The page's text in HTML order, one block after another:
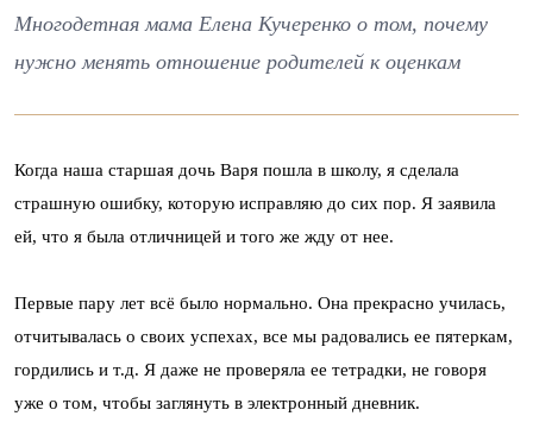
Многодетная мама Елена Кучеренко о том, почему
нужно менять отношение родителей к оценкам
Когда наша старшая дочь Варя пошла в школу, я сделала
страшную ошибку, которую исправляю до сих пор. Я заявила
ей, что я была отличницей и того же жду от нее.
Первые пару лет всё было нормально. Она прекрасно училась,
отчитывалась о своих успехах, все мы радовались ее пятеркам,
гордились и т.д. Я даже не проверяла ее тетрадки, не говоря
уже о том, чтобы заглянуть в электронный дневник.